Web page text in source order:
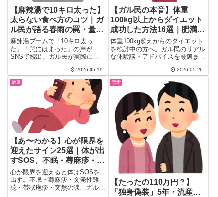
【麻辣湯で10キロ太った】
太らない食べ方のコツ｜ガ
ル民が語る春雨の罠・量り
売りの落とし穴
麻辣湯ブームで「10キロ太っ
た」「罠にはまった」の声が
SNSで続出。ガル民が実際に体
の炭水化物の落とし穴、量り売り
で予想外に高くなる理由、太らず
に食べるコツまでリアルな声を厳
選してまとめました。
2026.05.19
【ガル民の本音】体重
100kg以上からダイエット
成功した方法16選｜肥満外
来・あすけん・食事改善の
リアル体験談
体重100kg超えからのダイエット
を検討中の方へ。ガル民のリアル
な体験談・アドバイスを厳選まと
ん・カロリー管理での成功例、急
な食事制限のリスクも。「47歳
で30kg減」「半年でマイナス
30kg」など、何歳からでも変わ
れる希望の声多数！
2026.05.26
健康
【あ〜わかる】心が限界を
迎えたサイン25選｜体が出
すSOS、不眠・蕁麻疹・突
然の涙
心が限界を迎えると体はSOSを
出す。不眠・蕁麻疹・突発性難
聴・帯状疱疹・突然の涙…ガル民
恋愛
【たったの110万円？】
「独身偽装」5年・流産…